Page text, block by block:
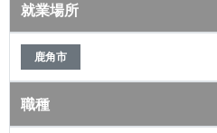
就業場所
鹿角市
職種